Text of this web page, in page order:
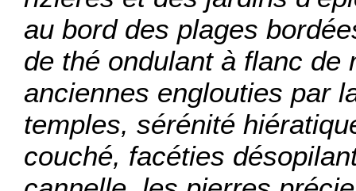
au bord des plages
de thé ondulant à flanc
anciennes englouties par
temples, sérénité
couché, facéties